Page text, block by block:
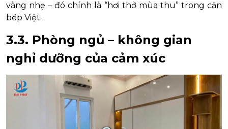
vàng nhẹ – đó chính là “hơi thở mùa thu” trong căn
bếp Việt.
3.3. Phòng ngủ – không gian
nghỉ dưỡng của cảm xúc